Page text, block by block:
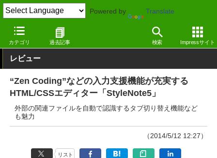
Powered by Translate
カテゴリ 過去記事 検索 Impressサイト
窓の杜 インターネット Windows
レビュー
“Zen Coding”などの入力支援機能が充実する
HTML/CSSエディター「StyleNote5」
外部の関連ファイルを自動で認識するタブ切り替え機能など
も魅力
（2014/5/12 12:27）
リスト